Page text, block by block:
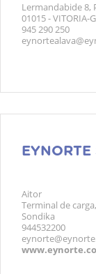
Lermandabide 8,
01015 - VITORIA-
945 290 250
EYNORTE
Aitor
Terminal de
Sondika
944532200